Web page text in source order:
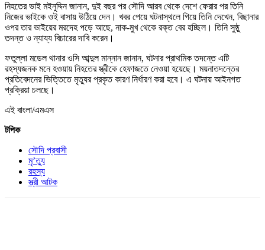
নিহতের ভাই মইনুদ্দিন জানান, দুই বছর পর সৌদি আরব থেকে দেশে ফেরার পর তিনি
নিজের ভাইকে ওই বাসায় উঠিয়ে দেন। খবর পেয়ে ঘটনাস্থলে গিয়ে তিনি দেখেন, বিছানার
ওপর তার ভাইয়ের মরদেহ পড়ে আছে, নাক-মুখ থেকে রক্ত বের হচ্ছিল। তিনি সুষ্ঠু
তদন্ত ও ন্যায্য বিচারের দাবি করেন।
ফতুল্লা মডেল থানার ওসি আব্দুল মান্নান জানান, ঘটনার প্রাথমিক তদন্তে এটি
রহস্যজনক মনে হওয়ায় নিহতের স্ত্রীকে হেফাজতে নেওয়া হয়েছে। ময়নাতদন্তের
প্রতিবেদনের ভিত্তিতে মৃত্যুর প্রকৃত কারণ নির্ধারণ করা হবে। এ ঘটনায় আইনগত
প্রক্রিয়া চলছে।
এই বাংলা/এমএস
টপিক
সৌদি প্রবাসী
মৃ’ত্যু
রহস্য
স্ত্রী আটক